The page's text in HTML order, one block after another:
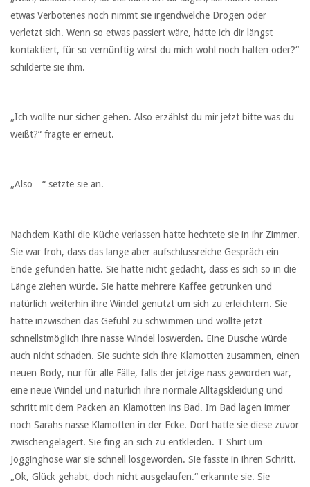
etwas Verbotenes noch nimmt sie irgendwelche Drogen oder
verletzt sich. Wenn so etwas passiert wäre, hätte ich dir längst
kontaktiert, für so vernünftig wirst du mich wohl noch halten oder?“
schilderte sie ihm.
„Ich wollte nur sicher gehen. Also erzählst du mir jetzt bitte was du
weißt?“ fragte er erneut.
„Also…“ setzte sie an.
Nachdem Kathi die Küche verlassen hatte hechtete sie in ihr Zimmer.
Sie war froh, dass das lange aber aufschlussreiche Gespräch ein
Ende gefunden hatte. Sie hatte nicht gedacht, dass es sich so in die
Länge ziehen würde. Sie hatte mehrere Kaffee getrunken und
natürlich weiterhin ihre Windel genutzt um sich zu erleichtern. Sie
hatte inzwischen das Gefühl zu schwimmen und wollte jetzt
schnellstmöglich ihre nasse Windel loswerden. Eine Dusche würde
auch nicht schaden. Sie suchte sich ihre Klamotten zusammen, einen
neuen Body, nur für alle Fälle, falls der jetzige nass geworden war,
eine neue Windel und natürlich ihre normale Alltagskleidung und
schritt mit dem Packen an Klamotten ins Bad. Im Bad lagen immer
noch Sarahs nasse Klamotten in der Ecke. Dort hatte sie diese zuvor
zwischengelagert. Sie fing an sich zu entkleiden. T Shirt um
Jogginghose war sie schnell losgeworden. Sie fasste in ihren Schritt.
„Ok, Glück gehabt, doch nicht ausgelaufen.“ erkannte sie. Sie